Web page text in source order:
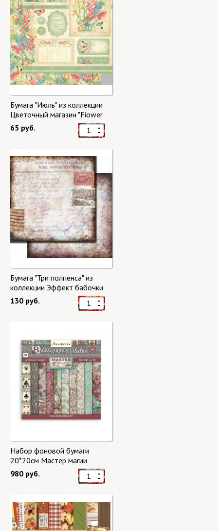
Бумага "Июль" из коллекции
Цветочный магазин "Fiower
Market"
65 руб.
Бумага "Три полпенса" из
коллекции Эффект бабочки
"Butterfly Effect"
130 руб.
Набор фоновой бумаги
20*20см Мастер магии
"Master of Magic" 10 листов +
бонус от Stamperia
980 руб.